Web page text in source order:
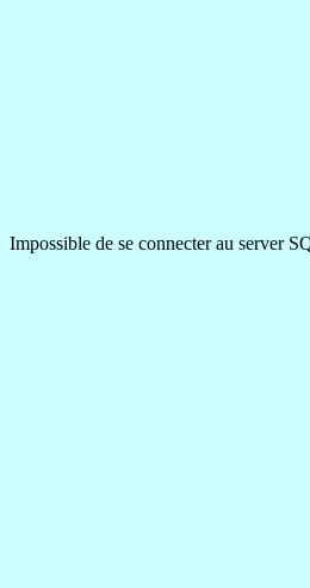
Impossible de se connecter au server